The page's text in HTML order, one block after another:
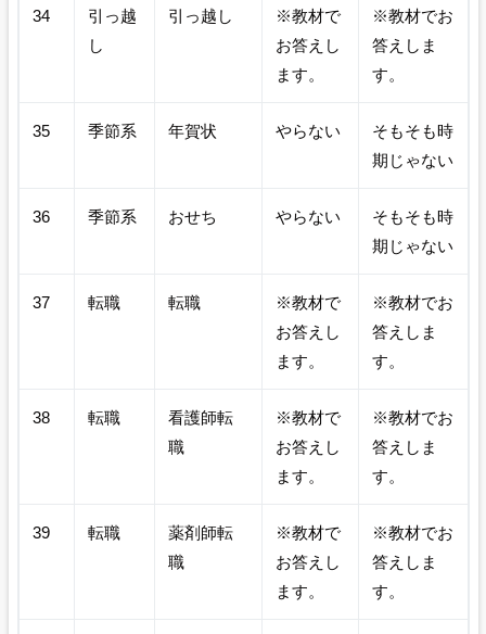
34
引っ越
し
引っ越し
※教材で
お答えし
ます。
※教材でお
答えしま
す。
35 季節系 年賀状 やらない
そもそも時
期じゃない
36 季節系 おせち やらない
そもそも時
期じゃない
37 転職 転職
※教材で
お答えし
ます。
※教材でお
答えしま
す。
38 転職
看護師転
職
※教材で
お答えし
ます。
※教材でお
答えしま
す。
39 転職
薬剤師転
職
※教材で
お答えし
ます。
※教材でお
答えしま
す。